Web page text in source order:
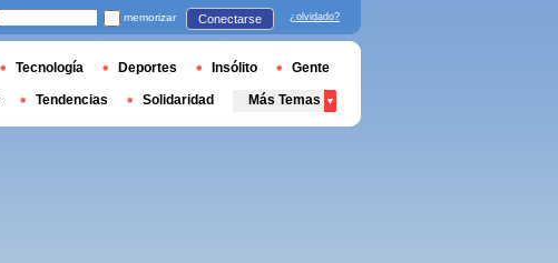
memorizar Conectarse ¿olvidado?
Tecnología Deportes Insólito Gente
Tendencias Solidaridad Más Temas